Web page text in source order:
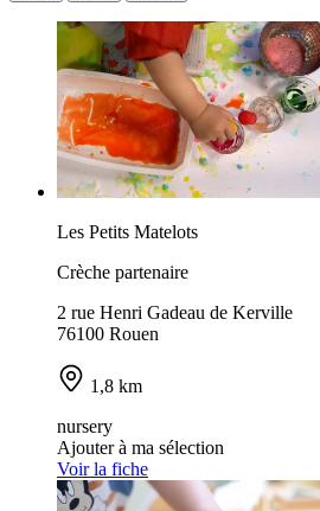
Les Petits Matelots
Crèche partenaire
2 rue Henri Gadeau de Kerville
76100 Rouen
1,8 km
nursery
Ajouter à ma sélection
Voir la fiche